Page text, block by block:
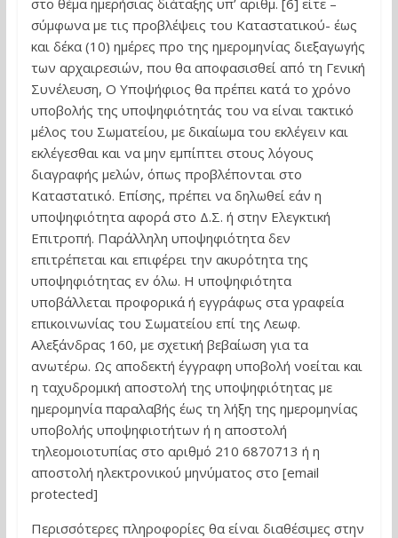
στο θέμα ημερήσιας διάταξης υπ’ αριθμ. [6] είτε –
σύμφωνα με τις προβλέψεις του Καταστατικού- έως
και δέκα (10) ημέρες προ της ημερομηνίας διεξαγωγής
των αρχαιρεσιών, που θα αποφασισθεί από τη Γενική
Συνέλευση, Ο Υποψήφιος θα πρέπει κατά το χρόνο
υποβολής της υποψηφιότητάς του να είναι τακτικό
μέλος του Σωματείου, με δικαίωμα του εκλέγειν και
εκλέγεσθαι και να μην εμπίπτει στους λόγους
διαγραφής μελών, όπως προβλέπονται στο
Καταστατικό. Επίσης, πρέπει να δηλωθεί εάν η
υποψηφιότητα αφορά στο Δ.Σ. ή στην Ελεγκτική
Επιτροπή. Παράλληλη υποψηφιότητα δεν
επιτρέπεται και επιφέρει την ακυρότητα της
υποψηφιότητας εν όλω. Η υποψηφιότητα
υποβάλλεται προφορικά ή εγγράφως στα γραφεία
επικοινωνίας του Σωματείου επί της Λεωφ.
Αλεξάνδρας 160, με σχετική βεβαίωση για τα
ανωτέρω. Ως αποδεκτή έγγραφη υποβολή νοείται και
η ταχυδρομική αποστολή της υποψηφιότητας με
ημερομηνία παραλαβής έως τη λήξη της ημερομηνίας
υποβολής υποψηφιοτήτων ή η αποστολή
τηλεομοιοτυπίας στο αριθμό 210 6870713 ή η
αποστολή ηλεκτρονικού μηνύματος στο [email
protected]
Περισσότερες πληροφορίες θα είναι διαθέσιμες στην